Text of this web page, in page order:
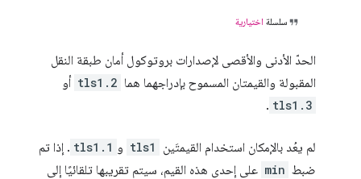
سلسلة اختيارية
الحدّ الأدنى والأقصى لإصدارات بروتوكول أمان طبقة النقل
المقبولة والقيمتان المسموح بإدراجهما هما tls1.2 أو
tls1.3
.
لم يعُد بالإمكان استخدام القيمتَين tls1 و tls1.1 . إذا تم
ضبط min على إحدى هذه القيم، سيتم تقريبها تلقائيًا إلى